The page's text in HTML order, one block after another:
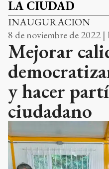
LA CIUDAD
INAUGURACION
8 de noviembre de 2022 |
Mejorar
y hacer
ciudadano